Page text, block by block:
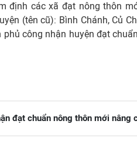
định các xã đạt nông thôn
(tên cũ): Bình Chánh, Củ
công nhận huyện đạt
đạt chuẩn nông thôn mới nâng